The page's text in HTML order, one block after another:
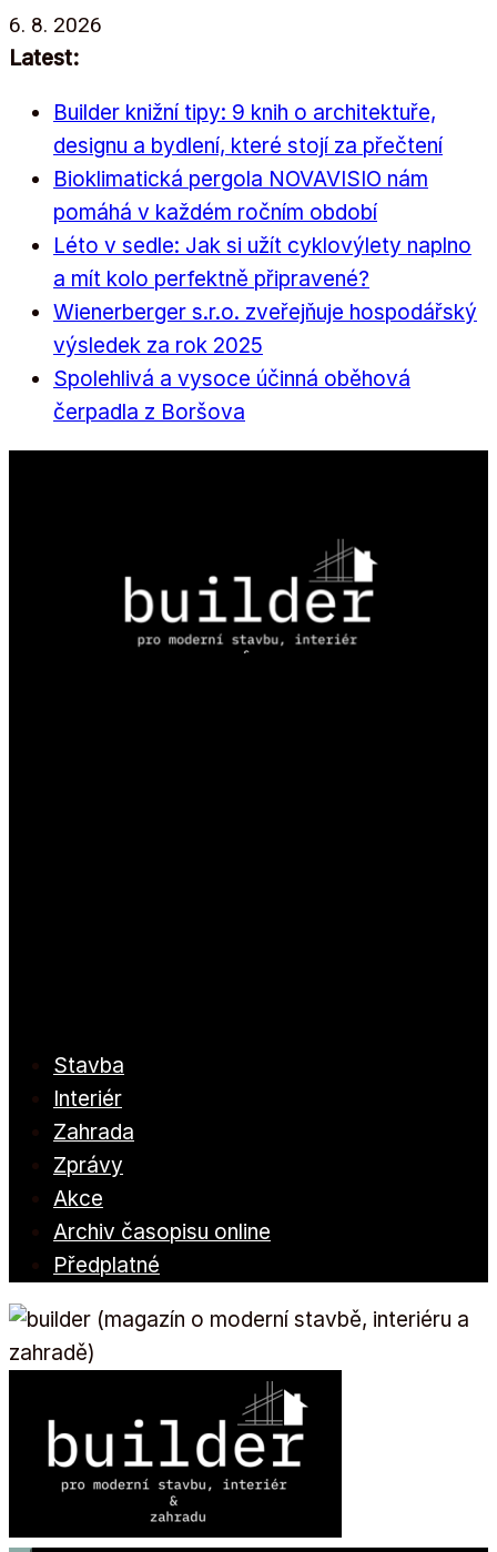
Přeskočit
na
6. 8. 2026
Latest:
Builder knižní tipy: 9 knih o architektuře,
designu a bydlení, které stojí za přečtení
Bioklimatická pergola NOVAVISIO nám
pomáhá v každém ročním období
Léto v sedle: Jak si užít cyklovýlety naplno
a mít kolo perfektně připravené?
Wienerberger s.r.o. zveřejňuje hospodářský
výsledek za rok 2025
Spolehlivá a vysoce účinná oběhová
čerpadla z Boršova
Stavba
Interiér
Zahrada
Zprávy
Akce
Archiv časopisu online
Předplatné